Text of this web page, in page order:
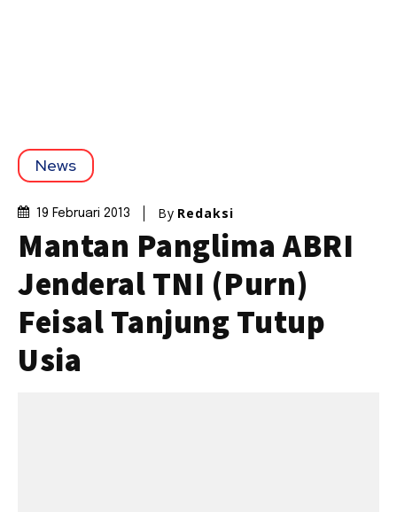
News
19 Februari 2013 By Redaksi
Mantan Panglima ABRI
Jenderal TNI (Purn)
Feisal Tanjung Tutup
Usia